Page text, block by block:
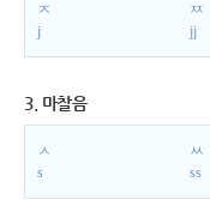
ㅈ
j
ㅉ
jj
3. 마찰음
ㅅ
s
ㅆ
ss